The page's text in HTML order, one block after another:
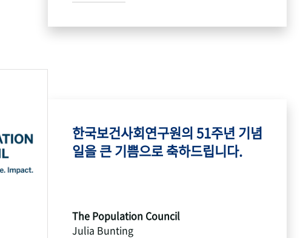
한국보건사회연구원의 51주년 기념
일을 큰 기쁨으로 축하드립니다.
The Population Council
Julia Bunting